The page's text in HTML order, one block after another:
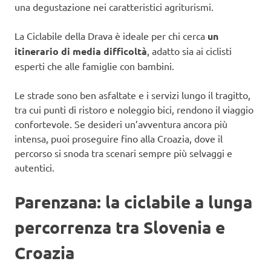
una degustazione nei caratteristici agriturismi.
La Ciclabile della Drava è ideale per chi cerca un
itinerario di media difficoltà, adatto sia ai ciclisti
esperti che alle famiglie con bambini.
Le strade sono ben asfaltate e i servizi lungo il tragitto,
tra cui punti di ristoro e noleggio bici, rendono il viaggio
confortevole. Se desideri un’avventura ancora più
intensa, puoi proseguire fino alla Croazia, dove il
percorso si snoda tra scenari sempre più selvaggi e
autentici.
Parenzana: la ciclabile a lunga
percorrenza tra Slovenia e
Croazia